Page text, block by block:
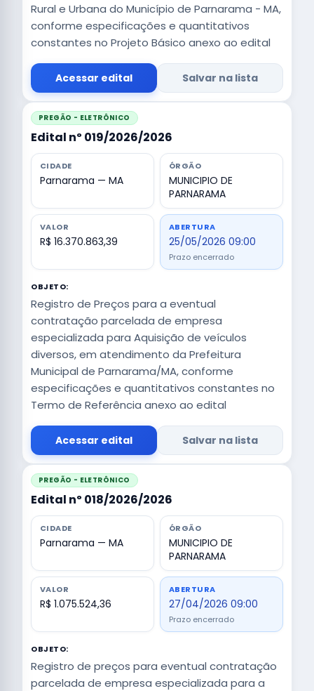
Rural e Urbana do Município de Parnarama - MA,
conforme especificações e quantitativos
constantes no Projeto Básico anexo ao edital
Acessar edital Salvar na lista
PREGÃO - ELETRÔNICO
Edital nº 019/2026/2026
CIDADE
Parnarama — MA
ÓRGÃO
MUNICIPIO DE
PARNARAMA
VALOR
R$ 16.370.863,39
ABERTURA
25/05/2026 09:00
Prazo encerrado
OBJETO:
Registro de Preços para a eventual
contratação parcelada de empresa
especializada para Aquisição de veículos
diversos, em atendimento da Prefeitura
Municipal de Parnarama/MA, conforme
especificações e quantitativos constantes no
Termo de Referência anexo ao edital
Acessar edital Salvar na lista
PREGÃO - ELETRÔNICO
Edital nº 018/2026/2026
CIDADE
Parnarama — MA
ÓRGÃO
MUNICIPIO DE
PARNARAMA
VALOR
R$ 1.075.524,36
ABERTURA
27/04/2026 09:00
Prazo encerrado
OBJETO:
Registro de preços para eventual contratação
parcelada de empresa especializada para a